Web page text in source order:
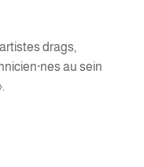
drags,
au sein